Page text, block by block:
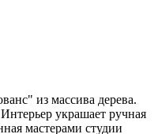
из массива дерева.
украшает ручная
мастерами студии